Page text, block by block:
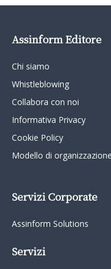
Assinform Editore
Chi siamo
Whistleblowing
Collabora con noi
Informativa Privacy
Cookie Policy
Modello di
Servizi Corporate
Assinform Solutions
Servizi